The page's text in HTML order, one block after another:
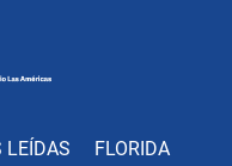
LEÍDAS FLORIDA